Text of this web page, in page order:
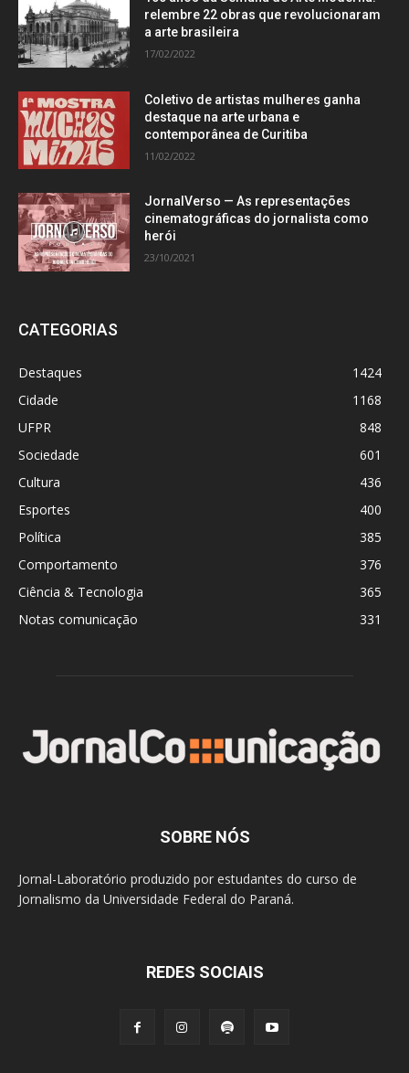
relembre 22 obras que revolucionaram
a arte brasileira
17/02/2022
Coletivo de artistas mulheres ganha
destaque na arte urbana e
contemporânea de Curitiba
11/02/2022
JornalVerso — As representações
cinematográficas do jornalista como
herói
23/10/2021
CATEGORIAS
Destaques
1424
Cidade
1168
UFPR
848
Sociedade
601
Cultura
436
Esportes
400
Política
385
Comportamento
376
Ciência & Tecnologia
365
Notas comunicação
331
SOBRE NÓS
Jornal-Laboratório produzido por estudantes do curso de
Jornalismo da Universidade Federal do Paraná.
REDES SOCIAIS